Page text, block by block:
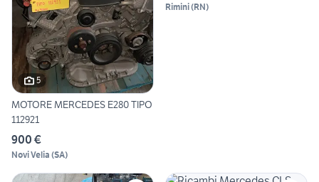
5
MOTORE MERCEDES E280 TIPO
112921
900 €
Novi Velia (SA)
Rimini(RN)